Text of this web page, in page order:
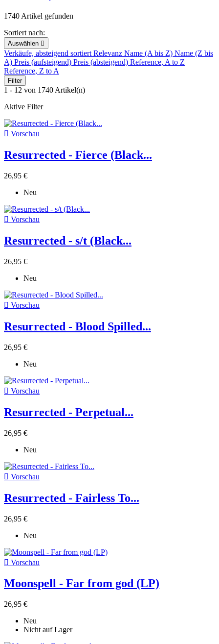
1740 Artikel gefunden
Sortiert nach:
Auswählen 
Verkäufe, absteigend sortiertRelevanz Name (A bis Z) Name (Z bis
A) Preis (aufsteigend) Preis (absteigend) Reference, A to Z
Reference, Z to A
Filter
1 - 12 von 1740 Artikel(n)
Aktive Filter
 Vorschau
Resurrected - Fierce (Black...
26,95 €
Neu
 Vorschau
Resurrected - s/t (Black...
26,95 €
Neu
 Vorschau
Resurrected - Blood Spilled...
26,95 €
Neu
 Vorschau
Resurrected - Perpetual...
26,95 €
Neu
 Vorschau
Resurrected - Fairless To...
26,95 €
Neu
 Vorschau
Moonspell - Far from god (LP)
26,95 €
Neu
Nicht auf Lager